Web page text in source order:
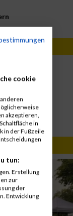
- Hamburg
cookie
akzeptieren,
in
in der Fußzeile
tun:
Erstellung
zur
der
Entwicklung